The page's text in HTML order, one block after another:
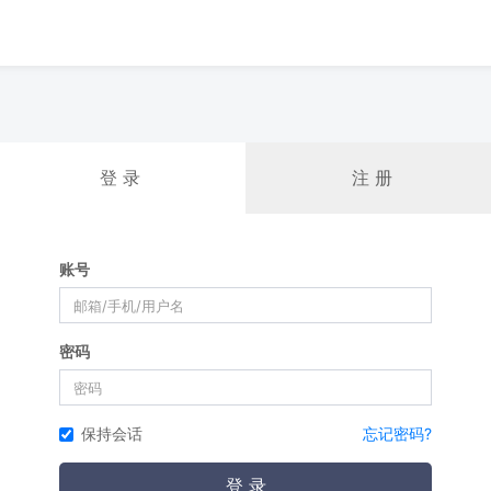
登 录 注 册
账号
密码
保持会话 忘记密码?
登 录